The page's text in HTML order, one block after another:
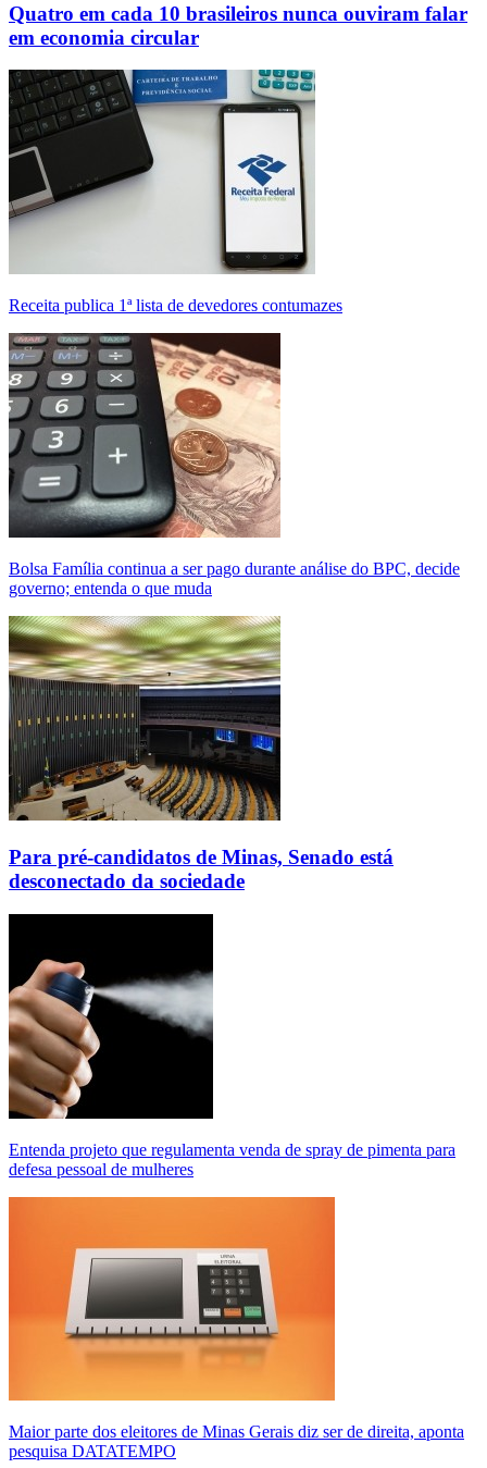
Quatro em cada 10 brasileiros nunca ouviram falar
em economia circular
Receita publica 1ª lista de devedores contumazes
Bolsa Família continua a ser pago durante análise do BPC, decide
governo; entenda o que muda
Para pré-candidatos de Minas, Senado está
desconectado da sociedade
Entenda projeto que regulamenta venda de spray de pimenta para
defesa pessoal de mulheres
Maior parte dos eleitores de Minas Gerais diz ser de direita, aponta
pesquisa DATATEMPO